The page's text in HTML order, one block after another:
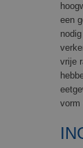
een
vrije
vorm